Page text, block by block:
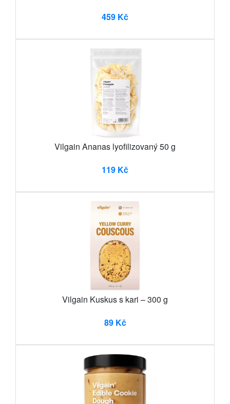
459 Kč
Vilgain Ananas lyofilizovaný 50 g
119 Kč
Vilgain Kuskus s kari – 300 g
89 Kč